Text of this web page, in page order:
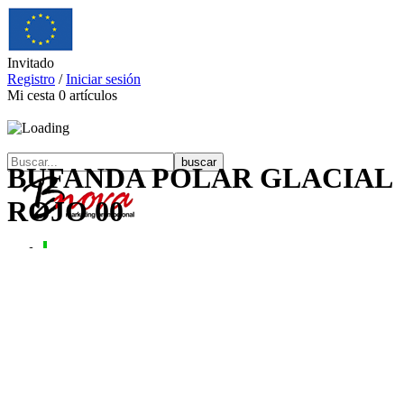
Invitado
Registro /Iniciar sesión
Mi cesta 0 artículos
BUFANDA POLAR GLACIAL
ROJO 00